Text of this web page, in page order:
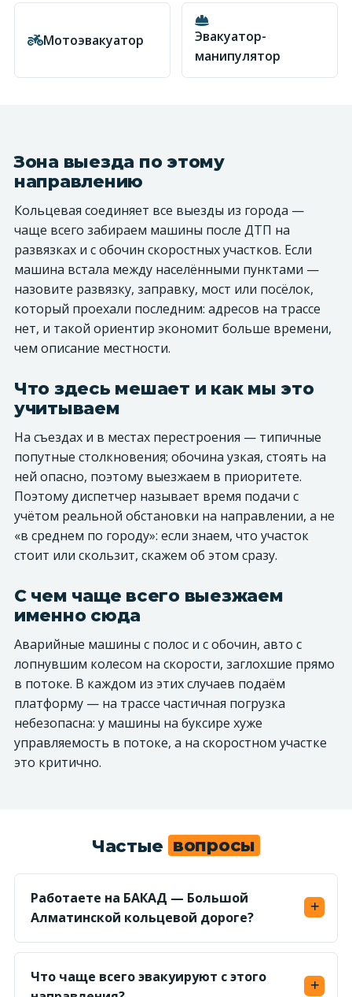
Мотоэвакуатор
Эвакуатор-
манипулятор
Зона выезда по этому
направлению
Кольцевая соединяет все выезды из города —
чаще всего забираем машины после ДТП на
развязках и с обочин скоростных участков. Если
машина встала между населёнными пунктами —
назовите развязку, заправку, мост или посёлок,
который проехали последним: адресов на трассе
нет, и такой ориентир экономит больше времени,
чем описание местности.
Что здесь мешает и как мы это
учитываем
На съездах и в местах перестроения — типичные
попутные столкновения; обочина узкая, стоять на
ней опасно, поэтому выезжаем в приоритете.
Поэтому диспетчер называет время подачи с
учётом реальной обстановки на направлении, а не
«в среднем по городу»: если знаем, что участок
стоит или скользит, скажем об этом сразу.
С чем чаще всего выезжаем
именно сюда
Аварийные машины с полос и с обочин, авто с
лопнувшим колесом на скорости, заглохшие прямо
в потоке. В каждом из этих случаев подаём
платформу — на трассе частичная погрузка
небезопасна: у машины на буксире хуже
управляемость в потоке, а на скоростном участке
это критично.
Частые вопросы
Работаете на БАКАД — Большой
Алматинской кольцевой дороге?
Да, круглосуточно. На съездах и в местах
перестроения — типичные попутные
столкновения; обочина узкая, стоять на ней
Что чаще всего эвакуируют с этого